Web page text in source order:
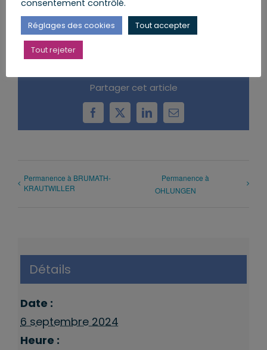
AJOUTER AU CALENDRIER
Partager cet article
Facebook
X LinkedInEmail
Permanence à BRUMATH-
KRAUTWILLER
Permanence à
OHLUNGEN
Détails
Date :
6 septembre 2024
Heure :
consentement contrôlé.
Réglages des cookies Tout accepter
Tout rejeter